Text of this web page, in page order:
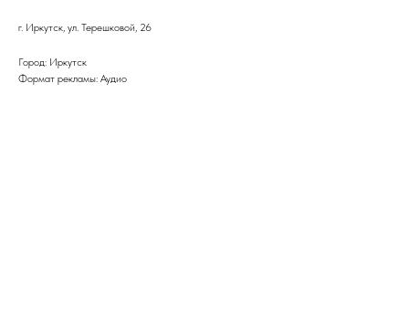
г. Иркутск, ул. Терешковой, 26
Город: Иркутск
Формат рекламы: Аудио